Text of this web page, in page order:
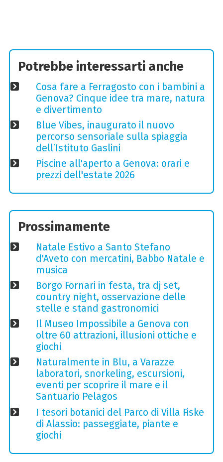
Potrebbe interessarti anche
Cosa fare a Ferragosto con i bambini a
Genova? Cinque idee tra mare, natura
e divertimento
Blue Vibes, inaugurato il nuovo
percorso sensoriale sulla spiaggia
dell’Istituto Gaslini
Piscine all'aperto a Genova: orari e
prezzi dell'estate 2026
Prossimamente
Natale Estivo a Santo Stefano
d'Aveto con mercatini, Babbo Natale e
musica
Borgo Fornari in festa, tra dj set,
country night, osservazione delle
stelle e stand gastronomici
Il Museo Impossibile a Genova con
oltre 60 attrazioni, illusioni ottiche e
giochi
Naturalmente in Blu, a Varazze
laboratori, snorkeling, escursioni,
eventi per scoprire il mare e il
Santuario Pelagos
I tesori botanici del Parco di Villa Fiske
di Alassio: passeggiate, piante e
giochi